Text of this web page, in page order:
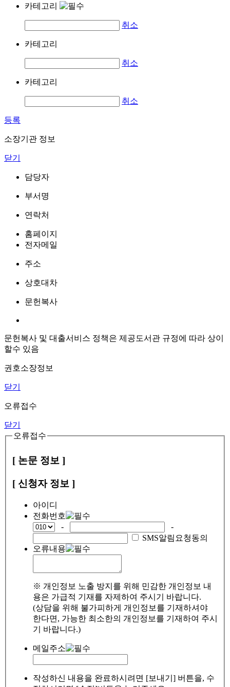
카테고리
취소
카테고리
취소
카테고리
취소
등록
소장기관 정보
닫기
담당자
부서명
연락처
홈페이지
전자메일
주소
상호대차
문헌복사
문헌복사 및 대출서비스 정책은 제공도서관 규정에 따라 상이
할수 있음
권호소장정보
닫기
오류접수
닫기
오류접수
[ 논문 정보 ]
[ 신청자 정보 ]
아이디
전화번호
-
-
SMS알림요청동의
오류내용
※ 개인정보 노출 방지를 위해 민감한 개인정보 내
용은 가급적 기재를 자제하여 주시기 바랍니다.
(상담을 위해 불가피하게 개인정보를 기재하셔야
한다면, 가능한 최소한의 개인정보를 기재하여 주시
기 바랍니다.)
메일주소
작성하신 내용을 완료하시려면 [보내기] 버튼을, 수